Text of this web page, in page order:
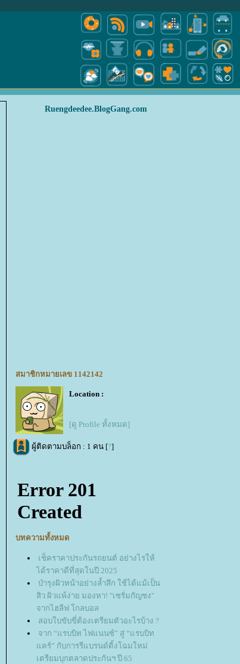
Ruengdeedee.BlogGang.com
สมาชิกหมายเลข 1142142
Location :
[ดู Profile ทั้งหมด]
ผู้ติดตามบล็อก : 1 คน [?]
บทความทั้งหมด
เช็คราคาประกันรถยนต์ อย่างไรให้
ได้ราคาดีที่สุดในปี 2025
บำรุงผิวหน้าอย่างล้ำลึก ใช้ได้แม้เป็น
สิว ผิวแพ้ง่าย มองหา! "เซรั่มกัญชง"
จากไฮลีฟ โกลบอล
สอบใบขับขี่ต้องเตรียมตัวอะไรบ้าง ?
จาก “แรบบิท ไฟแนนซ์” สู่ “แรบบิท
คร์” กับการรีแบรนด์ดิ้งโฉมใหม่
เตรียมบุกตลาดประกันฯ ปี 65